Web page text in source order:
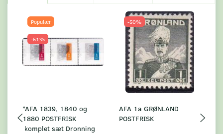
Populær
-51%
*AFA 1839, 1840 og
1880 POSTFRISK
komplet sæt Dronning
-50%
AFA 1a GRØNLAND
POSTFRISK